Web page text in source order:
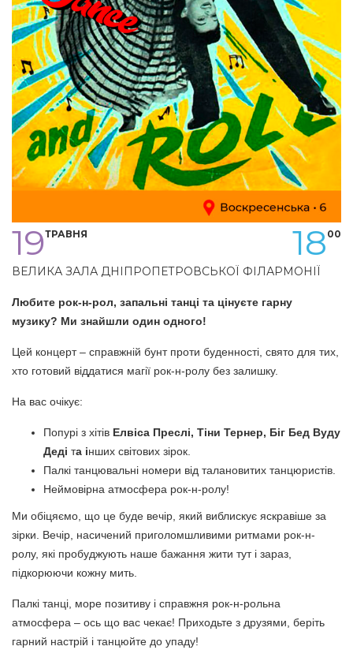
19ТРАВНЯ 00
18
ВЕЛИКА ЗАЛА ДНІПРОПЕТРОВСЬКОЇ ФІЛАРМОНІЇ
Любите рок-н-рол, запальні танці та цінуєте гарну
музику? Ми знайшли один одного!
Цей концерт – справжній бунт проти буденності, свято для тих,
хто готовий віддатися магії рок-н-ролу без залишку.
На вас очікує:
Попурі з хітів Елвіса Преслі, Тіни Тернер, Біг Бед Вуду
Деді та інших світових зірок.
Палкі танцювальні номери від талановитих танцюристів.
Неймовірна атмосфера рок-н-ролу!
Ми обіцяємо, що це буде вечір, який виблискує яскравіше за
зірки. Вечір, насичений приголомшливими ритмами рок-н-
ролу, які пробуджують наше бажання жити тут і зараз,
підкорюючи кожну мить.
Палкі танці, море позитиву і справжня рок-н-рольна
атмосфера – ось що вас чекає! Приходьте з друзями, беріть
гарний настрій і танцюйте до упаду!